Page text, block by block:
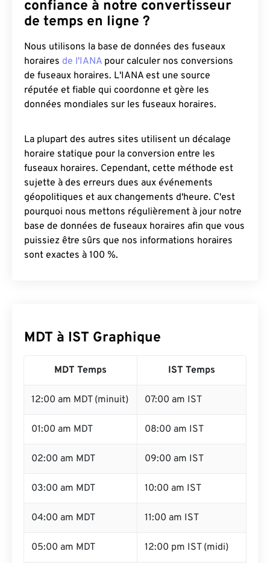
confiance à notre convertisseur
de temps en ligne ?
Nous utilisons la base de données des fuseaux
horaires de l'IANA pour calculer nos conversions
de fuseaux horaires. L'IANA est une source
réputée et fiable qui coordonne et gère les
données mondiales sur les fuseaux horaires.
La plupart des autres sites utilisent un décalage
horaire statique pour la conversion entre les
fuseaux horaires. Cependant, cette méthode est
sujette à des erreurs dues aux événements
géopolitiques et aux changements d'heure. C'est
pourquoi nous mettons régulièrement à jour notre
base de données de fuseaux horaires afin que vous
puissiez être sûrs que nos informations horaires
sont exactes à 100 %.
MDT à IST Graphique
MDT Temps IST Temps
12:00 am MDT (minuit) 07:00 am IST
01:00 am MDT 08:00 am IST
02:00 am MDT 09:00 am IST
03:00 am MDT 10:00 am IST
04:00 am MDT 11:00 am IST
05:00 am MDT 12:00 pm IST (midi)